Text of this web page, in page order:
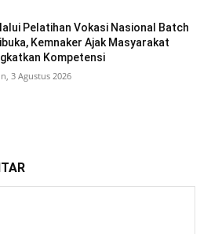
Pelatihan Vokasi Nasional Batch
Kemnaker Ajak Masyarakat
Kompetensi
3 Agustus 2026